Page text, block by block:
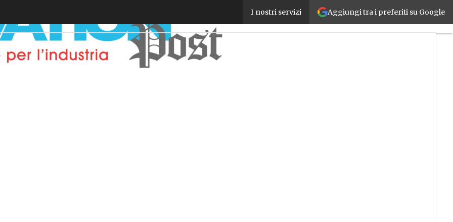
Aggiungi tra i preferiti su Google
I nostri servizi
Accordo tra Ansaldo Energia e Leonardo: Genova